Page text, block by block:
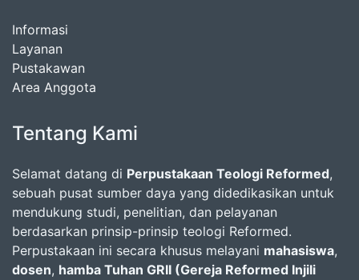
Informasi
Layanan
Pustakawan
Area Anggota
Tentang Kami
Selamat datang di Perpustakaan Teologi Reformed,
sebuah pusat sumber daya yang didedikasikan untuk
mendukung studi, penelitian, dan pelayanan
berdasarkan prinsip-prinsip teologi Reformed.
Perpustakaan ini secara khusus melayani mahasiswa,
dosen, hamba Tuhan GRII (Gereja Reformed Injili